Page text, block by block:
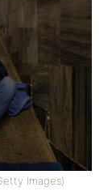
Images)